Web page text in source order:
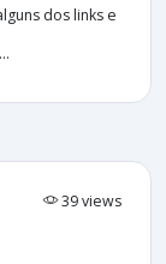
dos links e
39 views